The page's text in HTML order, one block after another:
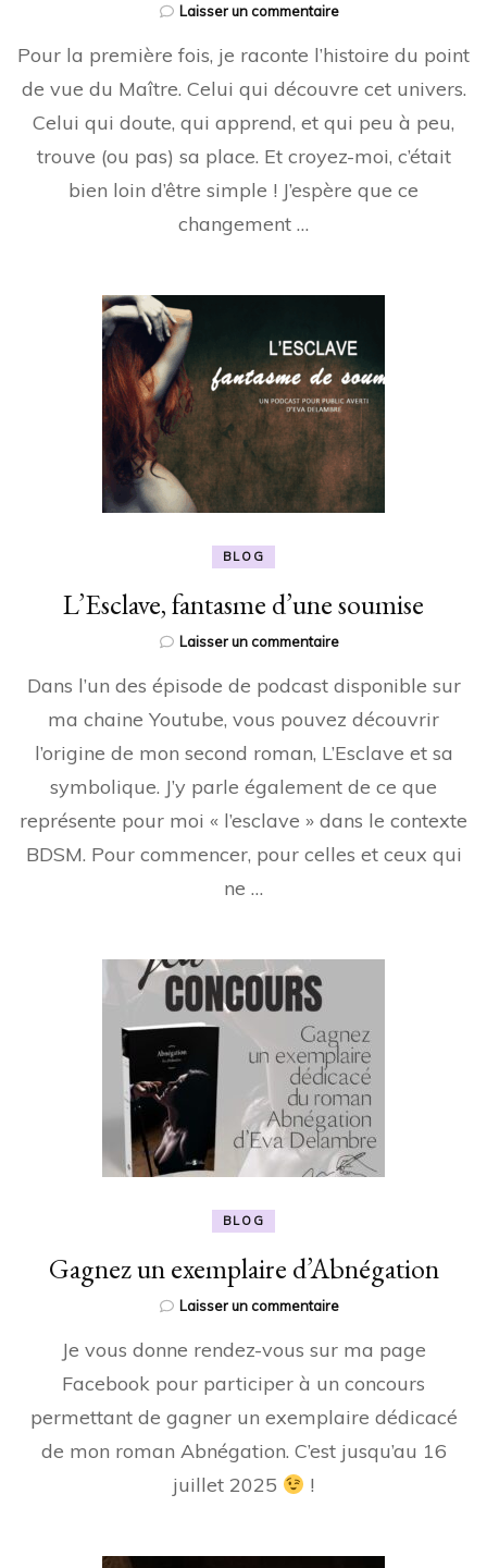
Laisser un commentairesur
prochain
Pour la première fois, je raconte l’histoire du point
de vue du Maître. Celui qui découvre cet univers.
Celui qui doute, qui apprend, et qui peu à peu,
trouve (ou pas) sa place. Et croyez-moi, c’était
bien loin d’être simple ! J’espère que ce
changement …
BLOG
L’Esclave, fantasme d’une soumise
Laisser un commentairesur
fantasme
soumise
Dans l’un des épisode de podcast disponible sur
ma chaine Youtube, vous pouvez découvrir
l’origine de mon second roman, L’Esclave et sa
symbolique. J’y parle également de ce que
représente pour moi « l’esclave » dans le contexte
BDSM. Pour commencer, pour celles et ceux qui
ne …
BLOG
Gagnez un exemplaire d’Abnégation
Laisser un commentairesur
un
d’Abnégation
Je vous donne rendez-vous sur ma page
Facebook pour participer à un concours
permettant de gagner un exemplaire dédicacé
de mon roman Abnégation. C’est jusqu’au 16
juillet 2025
!